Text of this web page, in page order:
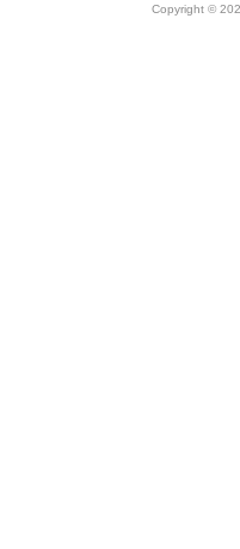
Copyright ©